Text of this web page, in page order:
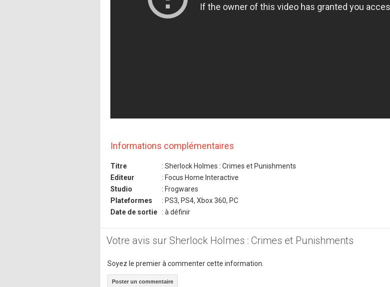
Informations complémentaires
Titre
: Sherlock Holmes : Crimes et Punishments
Editeur
: Focus Home Interactive
Studio
: Frogwares
Plateformes
: PS3, PS4, Xbox 360, PC
Date de sortie
: à définir
Votre avis sur Sherlock Holmes : Crimes et Punishments
Soyez le premier à commenter cette information.
Poster un commentaire